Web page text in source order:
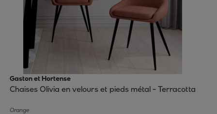
Gaston et Hortense
Chaises Olivia en velours et pieds métal - Terracotta
Orange